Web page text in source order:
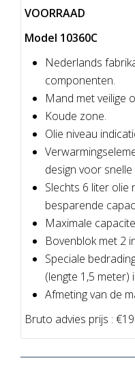
VOORRAAD
Model 10360C
Nederlands
componenten.
Mand met veilige
Koude zone.
Olie niveau
design voor
Slechts 6 liter olie
besparende
Maximale
Bovenblok met 2
Speciale
(lengte 1,5 meter)
Afmeting van de
Bruto advies prijs :